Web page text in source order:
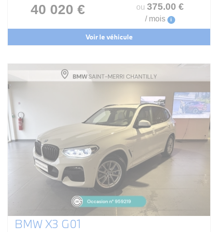
40 020 € ou 375.00 €
/ mois i
Voir le véhicule
BMW X3 G01